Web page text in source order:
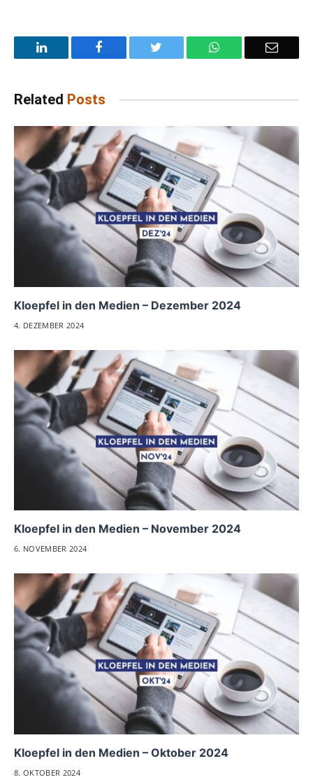
LinkedIn Facebook WhatsApp Email
Related Posts
Kloepfel in den Medien – Dezember 2024
4. DEZEMBER 2024
Kloepfel in den Medien – November 2024
6. NOVEMBER 2024
Kloepfel in den Medien – Oktober 2024
8. OKTOBER 2024